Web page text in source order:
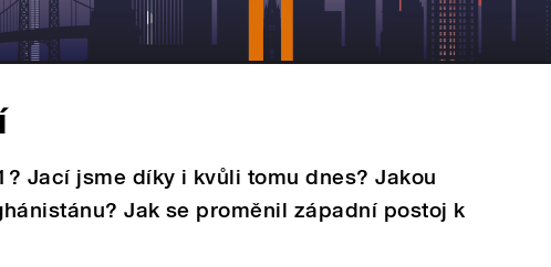
Jací jsme díky i kvůli tomu dnes? Jakou
Jak se proměnil západní postoj k